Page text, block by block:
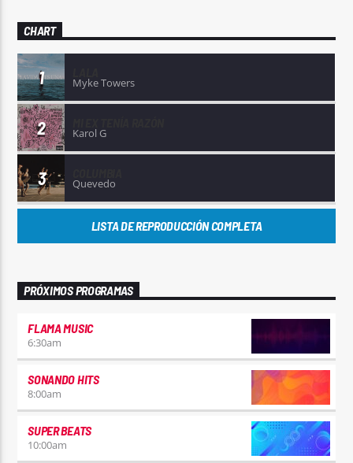
CHART
1 Myke Towers
2 Karol G
3 Quevedo
LISTA DE REPRODUCCIÓN COMPLETA
PRÓXIMOS PROGRAMAS
FLAMA MUSIC
6:30am
SONANDO HITS
8:00am
SUPER BEATS
10:00am